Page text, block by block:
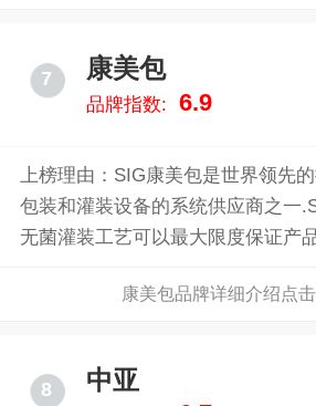
7 康美包
品牌指数: 6.9
上榜理由：SIG康美包是世界领先
包装和灌装设备的系统供应商之一
无菌灌装工艺可以最大限度保证产
殊的开启装置.便利性是风靡全球的
包装。而SIG康美包就为消费者开
康美包品牌详细介绍点
8 中亚